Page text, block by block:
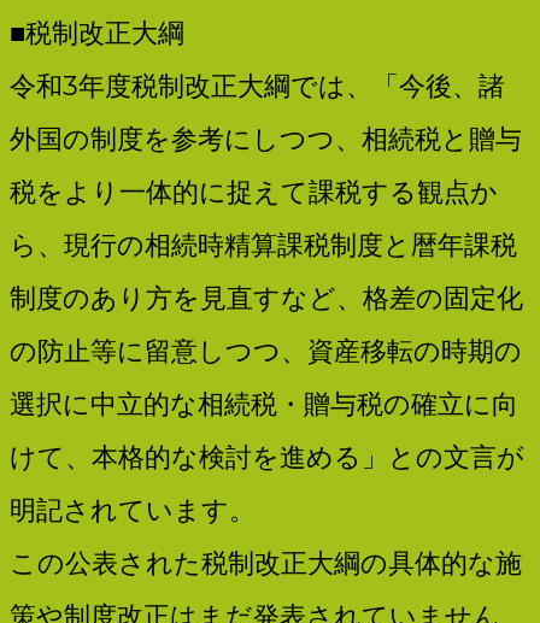
■税制改正大綱
令和3年度税制改正大綱では、「今後、諸
外国の制度を参考にしつつ、相続税と贈与
税をより一体的に捉えて課税する観点か
ら、現行の相続時精算課税制度と暦年課税
制度のあり方を見直すなど、格差の固定化
の防止等に留意しつつ、資産移転の時期の
選択に中立的な相続税・贈与税の確立に向
けて、本格的な検討を進める」との文言が
明記されています。
この公表された税制改正大綱の具体的な施
策や制度改正はまだ発表されていません